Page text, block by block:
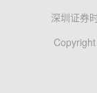
深圳证券